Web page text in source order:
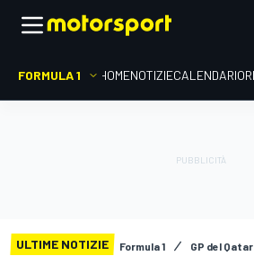
FORMULA 1 HOMENOTIZIECALENDARIO
ULTIME NOTIZIE Formula 1 GP del Qatar